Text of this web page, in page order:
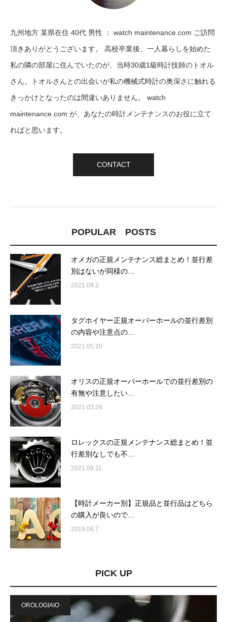
九州地方 某県在住 40代 男性 ： watch maintenance.com ご訪問
頂きありがとうございます。 高校卒業後、一人暮らしを始めた
私の隣の部屋に住んでいたのが、当時30歳1級時計技師のトオル
さん。トオルさんとの出会いが私の機械式時計の奥深さに触れる
きっかけとなったのは間違いありません。 watch
maintenance.com が、あなたの時計メンテナンスのお役に立て
ればと思います。
CONTACT
POPULAR POSTS
オメガの正規メンテナンス総まとめ！並行差
別はないが同様の…
2021.09.2
タグホイヤー正規オーバーホールの並行差別
の内容や注意点の…
2021.05.20
オリスの正規オーバーホールでの並行差別の
有無や注意したい…
2021.03.28
ロレックスの正規メンテナンス総まとめ！並
行差別なしでも不…
2021.09.11
【時計メーカー別】正規品と並行品はどちら
の購入が良いので…
2019.06.7
PICK UP
OROLOGIAIO